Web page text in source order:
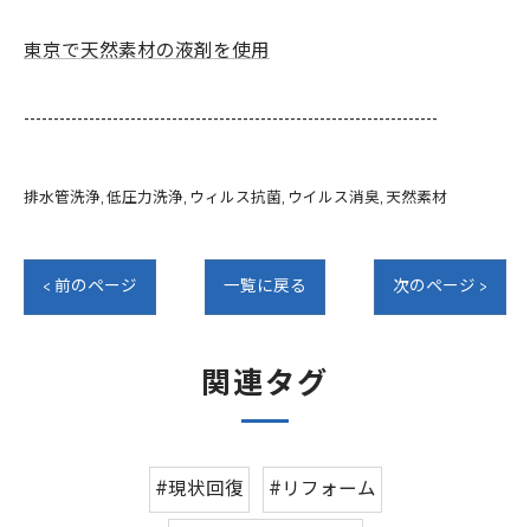
東京で天然素材の液剤を使用
----------------------------------------------------------------------
排水管洗浄 低圧力洗浄 ウィルス抗菌 ウイルス消臭 天然素材
< 前のページ 一覧に戻る 次のページ >
関連タグ
#現状回復
#リフォーム